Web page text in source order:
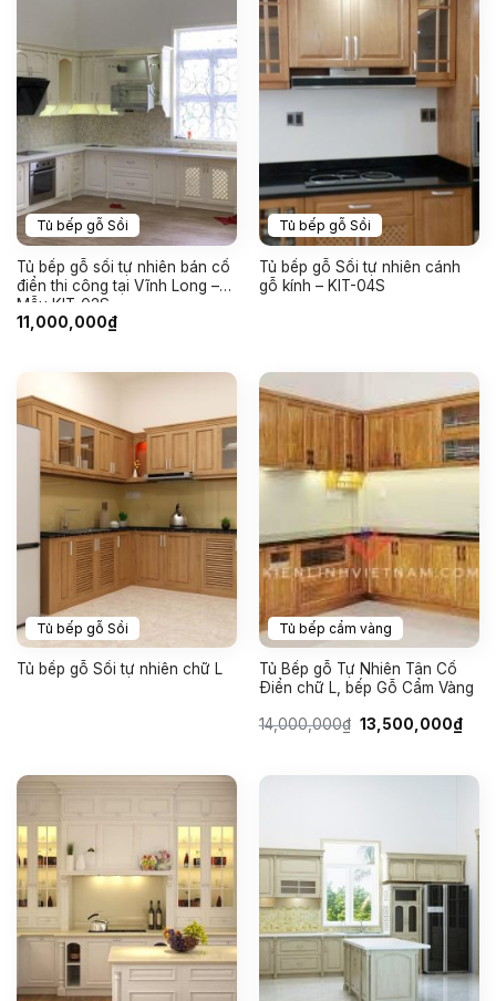
Tủ bếp gỗ Sồi
Tủ bếp gỗ sồi tự nhiên bán cổ
điển thi công tại Vĩnh Long –
Mẫu KIT-02S
11,000,000₫
Tủ bếp gỗ Sồi
Tủ bếp gỗ Sồi tự nhiên cánh
gỗ kính – KIT-04S
Tủ bếp gỗ Sồi
Tủ bếp gỗ Sồi tự nhiên chữ L
Tủ bếp cẩm vàng
Tủ Bếp gỗ Tự Nhiên Tân Cổ
Điển chữ L, bếp Gỗ Cẩm Vàng
14,000,000₫ Giá
gốc
13,500,000₫Giá
hiện